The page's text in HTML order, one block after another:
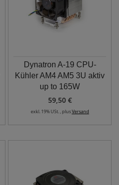
Dynatron A-19 CPU-
Kühler AM4 AM5 3U aktiv
up to 165W
59,50 €
exkl. 19% USt. , plusVersand